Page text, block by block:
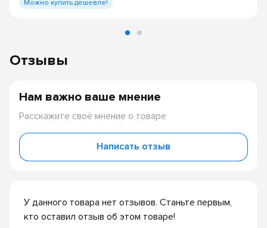
Можно купить дешевле!
Отзывы
У данного товара нет отзывов. Станьте первым,
кто оставил отзыв об этом товаре!
Нам важно ваше мнение
Расскажите своё мнение о товаре
Написать отзыв